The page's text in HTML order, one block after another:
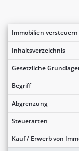
Immobilien
Inhaltsverzeichnis
Gesetzliche
Begriff
Abgrenzung
Steuerarten
Kauf / Erwerb von